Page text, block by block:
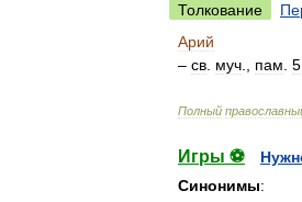
Толкование
Арий
– св муч пам 5
Полный
Игры ⚽
Синонимы: